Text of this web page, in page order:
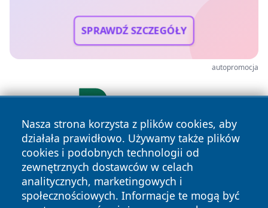
SPRAWDŹ SZCZEGÓŁY
autopromocja
Nasza strona korzysta z plików cookies, aby
działała prawidłowo. Używamy także plików
cookies i podobnych technologii od
zewnętrznych dostawców w celach
analitycznych, marketingowych i
społecznościowych. Informacje te mogą być